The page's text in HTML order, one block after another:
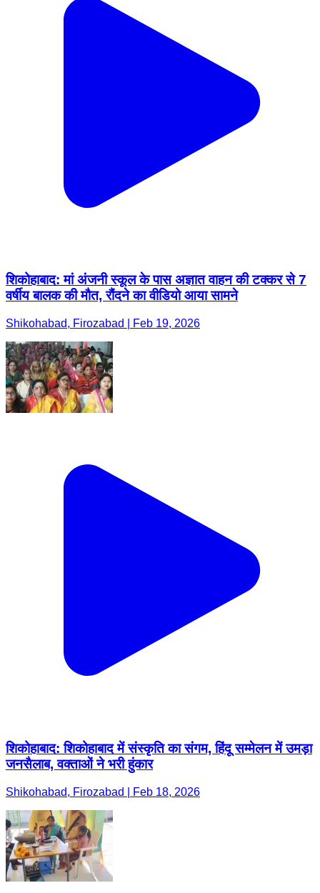
शिकोहाबाद: मां अंजनी स्कूल के पास अज्ञात वाहन की टक्कर से 7
वर्षीय बालक की मौत, रौंदने का वीडियो आया सामने
Shikohabad, Firozabad | Feb 19, 2026
शिकोहाबाद: शिकोहाबाद में संस्कृति का संगम, हिंदू सम्मेलन में उमड़ा
जनसैलाब, वक्ताओं ने भरी हुंकार
Shikohabad, Firozabad | Feb 18, 2026